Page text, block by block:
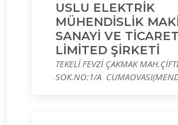
USLU ELEKTRİK
MÜHENDİSLİK
SANAYİ VE TİCARET
LİMİTED ŞİRKETİ
TEKELİ FEVZİ ÇAKMAK
SOK.NO:1/A